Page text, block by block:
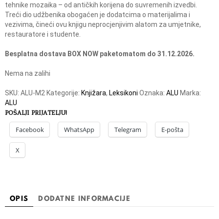
tehnike mozaika – od antičkih korijena do suvremenih izvedbi.
Treći dio udžbenika obogaćen je dodatcima o materijalima i
vezivima, čineći ovu knjigu neprocjenjivim alatom za umjetnike,
restauratore i studente.
Besplatna dostava BOX NOW paketomatom do 31.12.2026.
Nema na zalihi
SKU: ALU-M2 Kategorije: Knjižara, Leksikoni Oznaka: ALU Marka:
ALU
POŠALJI PRIJATELJU!
Facebook WhatsApp Telegram E-pošta
X
OPIS DODATNE INFORMACIJE